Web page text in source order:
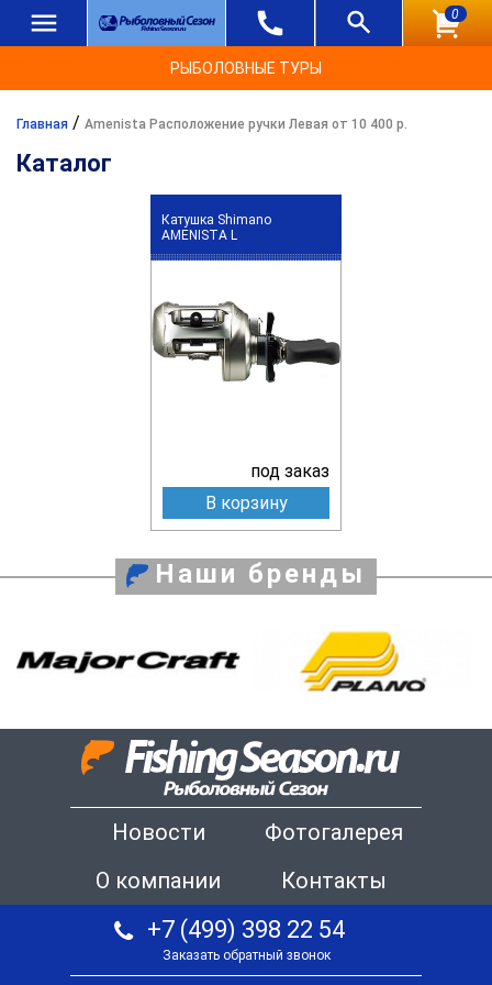
0
РЫБОЛОВНЫЕ ТУРЫ
Главная / Amenista Расположение ручки Левая от 10 400 р.
Каталог
Катушка Shimano
AMENISTA L
под заказ
В корзину
Наши бренды
Новости
Фотогалерея
О компании
Контакты
+7 (499) 398 22 54
Заказать обратный звонок